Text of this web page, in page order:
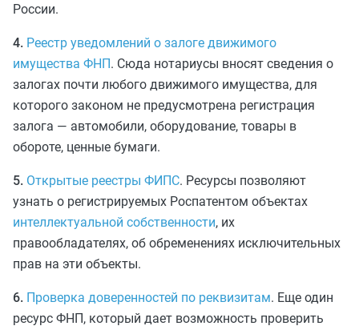
России.
4. Реестр уведомлений о залоге движимого
имущества ФНП. Сюда нотариусы вносят сведения о
залогах почти любого движимого имущества, для
которого законом не предусмотрена регистрация
залога — автомобили, оборудование, товары в
обороте, ценные бумаги.
5. Открытые реестры ФИПС. Ресурсы позволяют
узнать о регистрируемых Роспатентом объектах
интеллектуальной собственности, их
правообладателях, об обременениях исключительных
прав на эти объекты.
6. Проверка доверенностей по реквизитам. Еще один
ресурс ФНП, который дает возможность проверить